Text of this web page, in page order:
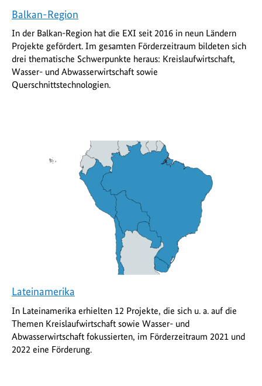
Balkan-Region
In der Balkan-Region hat die EXI seit 2016 in neun Ländern
Projekte gefördert. Im gesamten Förderzeitraum bildeten sich
drei thematische Schwerpunkte heraus: Kreislaufwirtschaft,
Wasser- und Abwasserwirtschaft sowie
Querschnittstechnologien.
Lateinamerika
In Lateinamerika erhielten 12 Projekte, die sich u. a. auf die
Themen Kreislaufwirtschaft sowie Wasser- und
Abwasserwirtschaft fokussierten, im Förderzeitraum 2021 und
2022 eine Förderung.